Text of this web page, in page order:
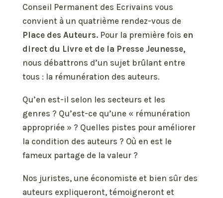
Conseil Permanent des Ecrivains vous
convient à un quatrième rendez-vous de
Place des Auteurs. Pour la première fois en
direct du Livre et de la Presse Jeunesse,
nous débattrons d’un sujet brûlant entre
tous : la rémunération des auteurs.
Qu’en est-il selon les secteurs et les
genres ? Qu’est-ce qu’une « rémunération
appropriée » ? Quelles pistes pour améliorer
la condition des auteurs ? Où en est le
fameux partage de la valeur ?
Nos juristes, une économiste et bien sûr des
auteurs expliqueront, témoigneront et